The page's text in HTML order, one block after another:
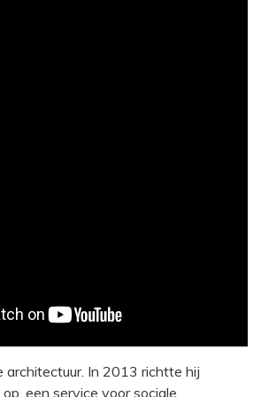
architectuur. In 2013 richtte hij
een service voor sociale